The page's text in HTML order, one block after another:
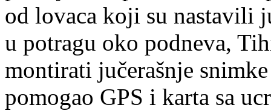
od lovaca koji su nastavili
u potragu oko podneva,
montirati jučerašnje
pomogao GPS i karta sa